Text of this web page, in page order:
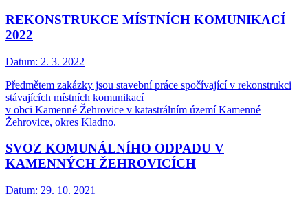
REKONSTRUKCE MÍSTNÍCH KOMUNIKACÍ
2022
Datum: 2. 3. 2022
Předmětem zakázky jsou stavební práce spočívající v rekonstrukci
stávajících místních komunikací
v obci Kamenné Žehrovice v katastrálním území Kamenné
Žehrovice, okres Kladno.
SVOZ KOMUNÁLNÍHO ODPADU V
KAMENNÝCH ŽEHROVICÍCH
Datum: 29. 10. 2021